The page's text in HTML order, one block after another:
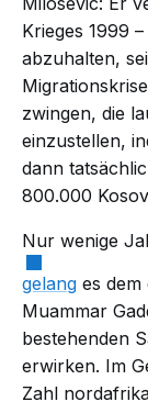
Krieges 1999
abzuhalten,
zwingen, die
einzustellen,
dann
800.000
Nur wenige
gelang es dem
Muammar
bestehenden
erwirken. Im
Zahl